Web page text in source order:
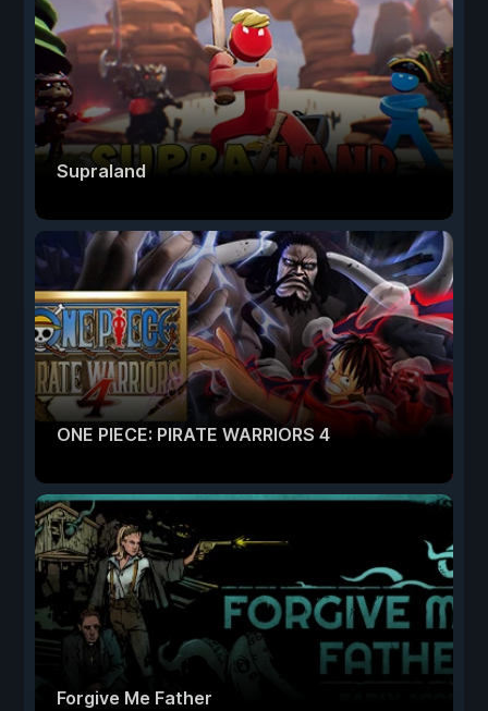
Supraland
ONE PIECE: PIRATE WARRIORS 4
Forgive Me Father